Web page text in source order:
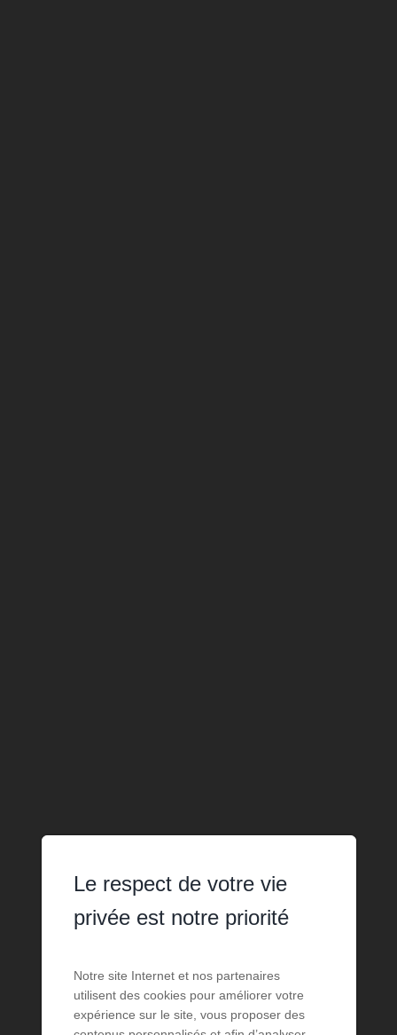
Le respect de votre vie
privée est notre priorité
Notre site Internet et nos partenaires
utilisent des cookies pour améliorer votre
expérience sur le site, vous proposer des